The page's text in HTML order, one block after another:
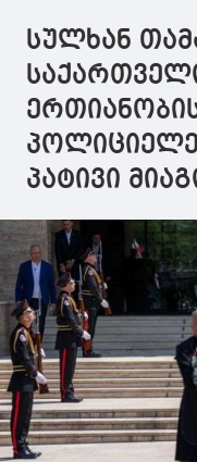
ცენტრ
"ბეთლემის"
მშენებლობა,
რომელიც ჩვენი
რეგიონისთვის
მნიშვნელოვანი
კერა გახდება
სულხან
პატივი